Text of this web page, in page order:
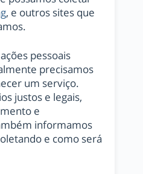
, e outros sites que
pessoais
precisamos
um serviço.
justos e legais,
e
informamos
e como será